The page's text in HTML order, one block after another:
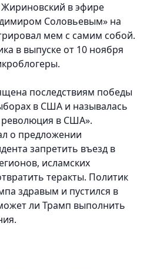
в эфире
Соловьевым» на
мем с самим собой.
в выпуске от 10 ноября
последствиям победы
в США и называлась
в США».
о предложении
запретить въезд в
исламских
теракты. Политик
здравым и пустился в
ли Трамп выполнить